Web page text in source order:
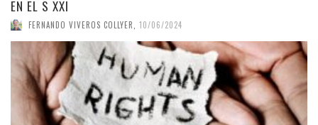
EN EL S XXI
FERNANDO VIVEROS COLLYER 10/06/2024